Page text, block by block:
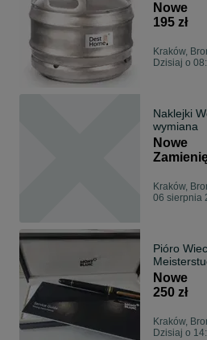
Nowe
195 zł
Kraków,
Dzisiaj o
Naklejki
wymiana
Nowe
Kraków,
06 sierpnia
Pióro
Nowe
250 zł
Kraków,
Dzisiaj o